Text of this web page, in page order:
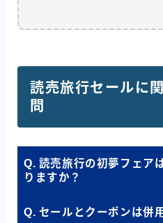
読売旅行セールに
問
Q. 読売旅行の初夢フェア
りますか？
Q. セールとクーポンは併